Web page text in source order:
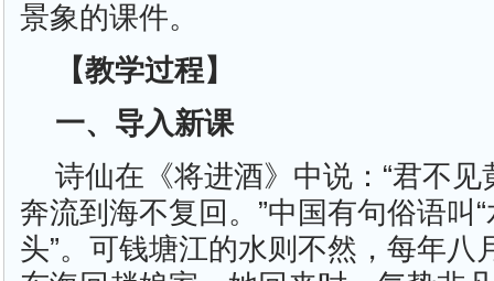
景象的课件。
【教学过程】
一、导入新课
诗仙在《将进酒》中说：“君不
奔流到海不复回。”中国有句俗语叫
头”。可钱塘江的水则不然，每年八